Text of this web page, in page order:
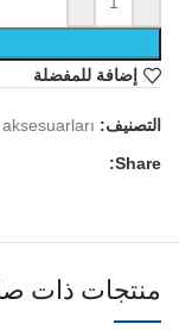
إضافة للمفضلة
التصنيف:
Share:
منتجات ذات